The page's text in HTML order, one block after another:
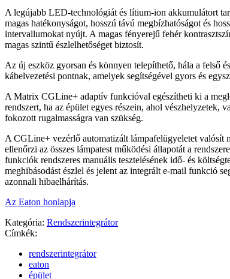
A legújabb LED-technológiát és lítium-ion akkumulátort
magas hatékonyságot, hosszú távú megbízhatóságot és
intervallumokat nyújt. A magas fényerejű fehér
magas szintű észlelhetőséget biztosít.
Az új eszköz gyorsan és könnyen telepíthető, hála a felső
kábelvezetési pontnak, amelyek segítségével gyors és
A Matrix CGLine+ adaptív funkcióval egészítheti ki a
rendszert, ha az épület egyes részein, ahol vészhelyzetek,
fokozott rugalmasságra van szükség.
A CGLine+ vezérlő automatizált lámpafelügyeletet valósít
ellenőrzi az összes lámpatest működési állapotát a
funkciók rendszeres manuális tesztelésének idő- és
meghibásodást észlel és jelent az integrált e-mail funkció
azonnali hibaelhárítás.
Az Eaton honlapja
Kategória: Rendszerintegrátor
Címkék:
rendszerintegrátor
eaton
épület